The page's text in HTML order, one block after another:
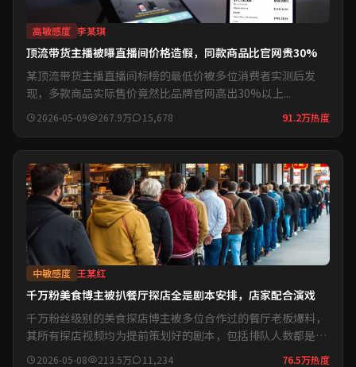
高敏感度 李某琪
顶流带货主播被曝直播间价格造假，同款商品比官网贵30%
某顶流带货主播直播间标榜的最低价被多位消费者实测后发
现，多款商品实际售价竟然比品牌官网高出30%以上...
2026-05-09 267.9万 15,678 91.2万热度
中敏感度 王某红
千万粉美食博主被扒餐厅探店全是剧本安排，店家配合演戏
千万粉丝级别的美食探店博主被多位合作过的餐厅老板爆料，
其所有探店视频均为提前策划好的剧本，包括排队人数都是演
员...2026-05-08 213.5万 11,234 76.5万热度